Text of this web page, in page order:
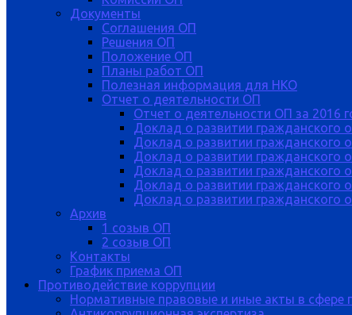
Документы
Соглашения ОП
Решения ОП
Положение ОП
Планы работ ОП
Полезная информация для НКО
Отчет о деятельности ОП
Отчет о деятельности ОП за 2016
Доклад о развитии гражданского
Доклад о развитии гражданского
Доклад о развитии гражданского
Доклад о развитии гражданского
Доклад о развитии гражданского
Доклад о развитии гражданского
Архив
1 созыв ОП
2 созыв ОП
Контакты
График приема ОП
Противодействие коррупции
Нормативные правовые и иные акты в сфере